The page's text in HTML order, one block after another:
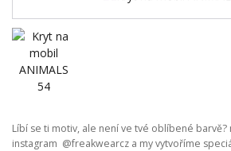
Líbí se ti motiv, ale není ve tvé oblíbené barvě?
instagram @freakwearcz a my vytvoříme